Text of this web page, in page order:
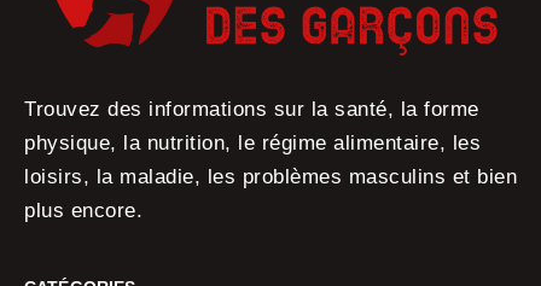
Trouvez des informations sur la santé, la forme
physique, la nutrition, le régime alimentaire, les
loisirs, la maladie, les problèmes masculins et bien
plus encore.